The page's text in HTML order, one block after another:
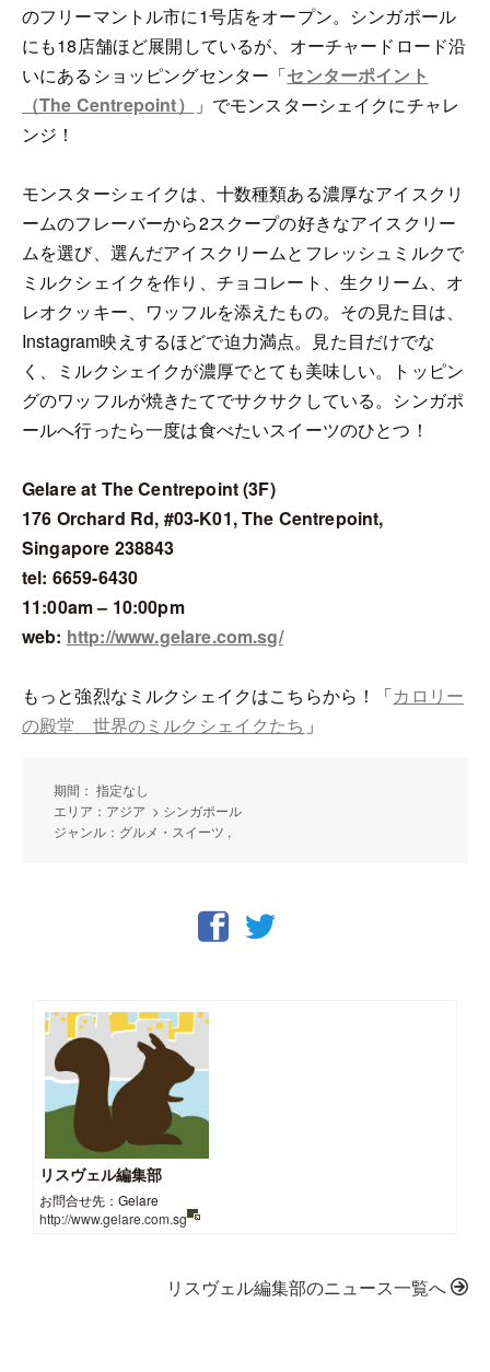
のフリーマントル市に1号店をオープン。シンガポール
にも18店舗ほど展開しているが、オーチャードロード沿
いにあるショッピングセンター「センターポイント
（The Centrepoint）
」でモンスターシェイクにチャレ
ンジ！
モンスターシェイクは、十数種類ある濃厚なアイスクリ
ームのフレーバーから2スクープの好きなアイスクリー
ムを選び、選んだアイスクリームとフレッシュミルクで
ミルクシェイクを作り、チョコレート、生クリーム、オ
レオクッキー、ワッフルを添えたもの。その見た目は、
Instagram映えするほどで迫力満点。見た目だけでな
く、ミルクシェイクが濃厚でとても美味しい。トッピン
グのワッフルが焼きたてでサクサクしている。シンガポ
ールへ行ったら一度は食べたいスイーツのひとつ！
Gelare at The Centrepoint (3F)
176 Orchard Rd, #03-K01, The Centrepoint,
Singapore 238843
tel: 6659-6430
11:00am – 10:00pm
web: http://www.gelare.com.sg/
もっと強烈なミルクシェイクはこちらから！「カロリー
の殿堂 世界のミルクシェイクたち 」
期間： 指定なし
エリア：アジア > シンガポール
ジャンル：グルメ・スイーツ ,
リスヴェル編集部
お問合せ先：Gelare
http://www.gelare.com.sg
リスヴェル編集部のニュース一覧へ